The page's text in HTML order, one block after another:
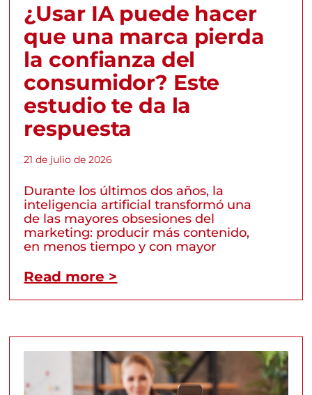
¿Usar IA puede hacer
que una marca pierda
la confianza del
consumidor? Este
estudio te da la
respuesta
21 de julio de 2026
Durante los últimos dos años, la
inteligencia artificial transformó una
de las mayores obsesiones del
marketing: producir más contenido,
en menos tiempo y con mayor
Read more >